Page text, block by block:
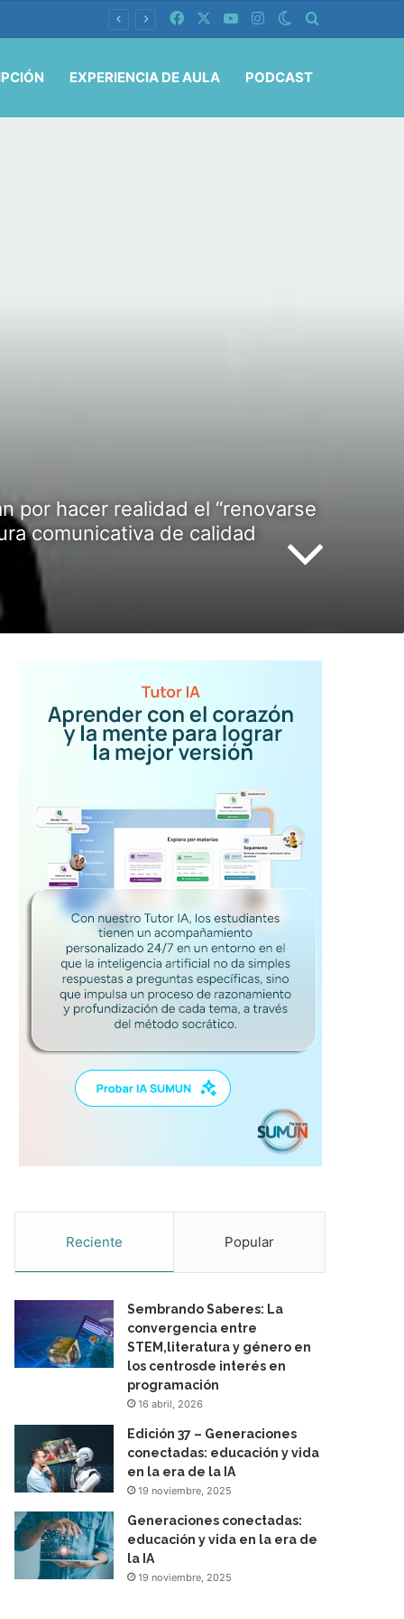
Facebook YouTubeInstagramSwitch skin
EXPERIENCIA DE AULA PODCAST
por hacer realidad el “renovarse
comunicativa de calidad
Reciente Popular
Sembrando Saberes: La
convergencia entre
STEM,literatura y género en
los centrosde interés en
programación
16 abril, 2026
Edición 37 – Generaciones
conectadas: educación y vida
en la era de la IA
19 noviembre, 2025
Generaciones conectadas:
educación y vida en la era de
la IA
19 noviembre, 2025